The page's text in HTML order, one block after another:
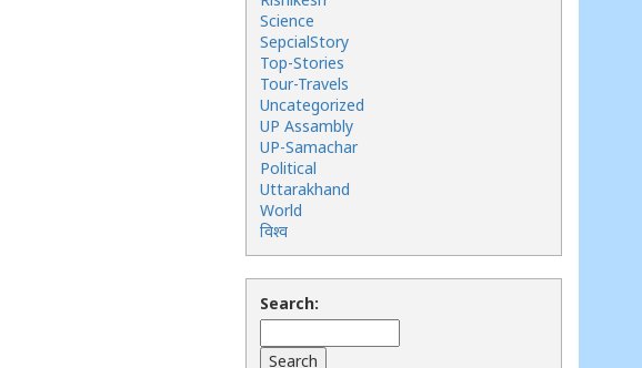
Science
SepcialStory
Top-Stories
Tour-Travels
Uncategorized
UP Assambly
UP-Samachar
Political
Uttarakhand
World
विश्व
Search: